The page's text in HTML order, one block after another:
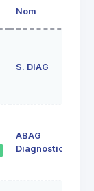
Nom
S. DIAG
ABAG
Diagnostics